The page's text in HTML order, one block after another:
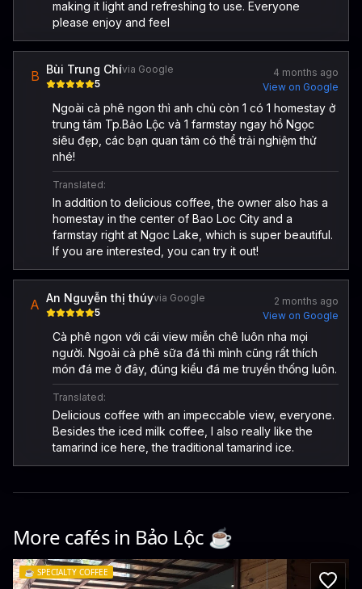
making it light and refreshing to use. Everyone
please enjoy and feel
B Bùi Trung Chívia Google
5
4 months ago
View on Google
Ngoài cà phê ngon thì anh chủ còn 1 có 1 homestay ở
trung tâm Tp.Bảo Lộc và 1 farmstay ngay hồ Ngọc
siêu đẹp, các bạn quan tâm có thể trải nghiệm thử
nhé!
Translated:
In addition to delicious coffee, the owner also has a
homestay in the center of Bao Loc City and a
farmstay right at Ngoc Lake, which is super beautiful.
If you are interested, you can try it out!
A An Nguyễn thị thúyvia Google
5
2 months ago
View on Google
Cà phê ngon với cái view miễn chê luôn nha mọi
người. Ngoài cà phê sữa đá thì mình cũng rất thích
món đá me ở đây, đúng kiểu đá me truyền thống luôn.
Translated:
Delicious coffee with an impeccable view, everyone.
Besides the iced milk coffee, I also really like the
tamarind ice here, the traditional tamarind ice.
More cafés in Bảo Lộc ☕️
☕️ SPECIALTY COFFEE